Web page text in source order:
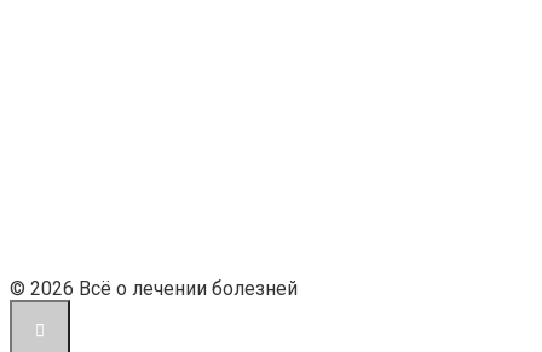
© 2026 Всё о лечении болезней